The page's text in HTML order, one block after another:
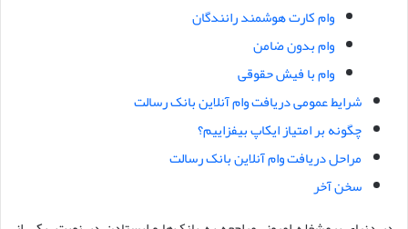
وام کارت هوشمند رانندگان
وام بدون ضامن
وام با فیش حقوقی
شرایط عمومی دریافت وام آنلاین بانک رسالت
چگونه بر امتیاز ایکاپ بیفزاییم؟
مراحل دریافت وام آنلاین بانک رسالت
سخن آخر